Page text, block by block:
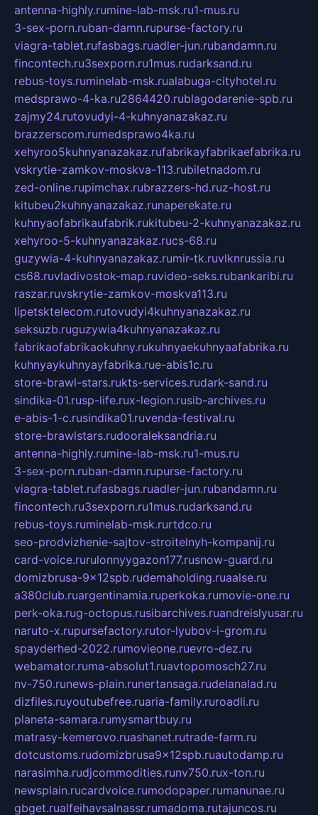
antenna-highly.rumine-lab-msk.ru1-mus.ru
3-sex-porn.ruban-damn.rupurse-factory.ru
viagra-tablet.rufasbags.ruadler-jun.rubandamn.ru
fincontech.ru3sexporn.ru1mus.rudarksand.ru
rebus-toys.ruminelab-msk.rualabuga-cityhotel.ru
medsprawo-4-ka.ru2864420.rublagodarenie-spb.ru
zajmy24.rutovudyi-4-kuhnyanazakaz.ru
brazzerscom.rumedsprawo4ka.ru
xehyroo5kuhnyanazakaz.rufabrikayfabrikaefabrika.ru
vskrytie-zamkov-moskva-113.rubiletnadom.ru
zed-online.rupimchax.rubrazzers-hd.ruz-host.ru
kitubeu2kuhnyanazakaz.runaperekate.ru
kuhnyaofabrikaufabrik.rukitubeu-2-kuhnyanazakaz.ru
xehyroo-5-kuhnyanazakaz.rucs-68.ru
guzywia-4-kuhnyanazakaz.rumir-tk.ruvlknrussia.ru
cs68.ruvladivostok-map.ruvideo-seks.rubankaribi.ru
raszar.ruvskrytie-zamkov-moskva113.ru
lipetsktelecom.rutovudyi4kuhnyanazakaz.ru
seksuzb.ruguzywia4kuhnyanazakaz.ru
fabrikaofabrikaokuhny.rukuhnyaekuhnyaafabrika.ru
kuhnyaykuhnyayfabrika.rue-abis1c.ru
store-brawl-stars.rukts-services.rudark-sand.ru
sindika-01.rusp-life.rux-legion.rusib-archives.ru
e-abis-1-c.rusindika01.ruvenda-festival.ru
store-brawlstars.rudooraleksandria.ru
antenna-highly.rumine-lab-msk.ru1-mus.ru
3-sex-porn.ruban-damn.rupurse-factory.ru
viagra-tablet.rufasbags.ruadler-jun.rubandamn.ru
fincontech.ru3sexporn.ru1mus.rudarksand.ru
rebus-toys.ruminelab-msk.rurtdco.ru
seo-prodvizhenie-sajtov-stroitelnyh-kompanij.ru
card-voice.rurulonnyygazon177.rusnow-guard.ru
domizbrusa-9x12spb.rudemaholding.ruaalse.ru
a380club.ruargentinamia.ruperkoka.rumovie-one.ru
perk-oka.rug-octopus.rusibarchives.ruandreislyusar.ru
naruto-x.rupursefactory.rutor-lyubov-i-grom.ru
spayderhed-2022.rumovieone.ruevro-dez.ru
webamator.ruma-absolut1.ruavtopomosch27.ru
nv-750.runews-plain.runertansaga.rudelanalad.ru
dizfiles.ruyoutubefree.ruaria-family.ruroadli.ru
planeta-samara.rumysmartbuy.ru
matrasy-kemerovo.ruashanet.rutrade-farm.ru
dotcustoms.rudomizbrusa9x12spb.ruautodamp.ru
narasimha.rudjcommodities.runv750.rux-ton.ru
newsplain.rucardvoice.rumodopaper.rumanunae.ru
gbget.rualfeihavsalnassr.rumadoma.rutajuncos.ru